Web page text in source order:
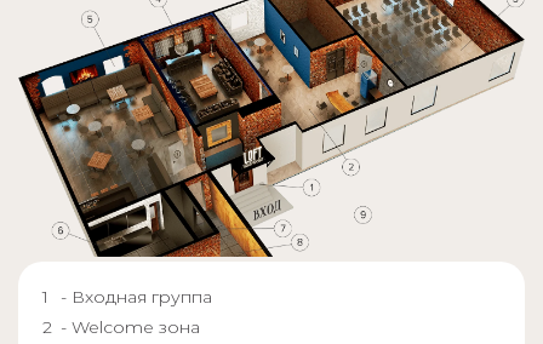
- Входная группа
- Welcome зона